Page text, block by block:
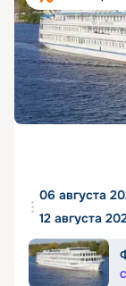
06 августа
12 августа